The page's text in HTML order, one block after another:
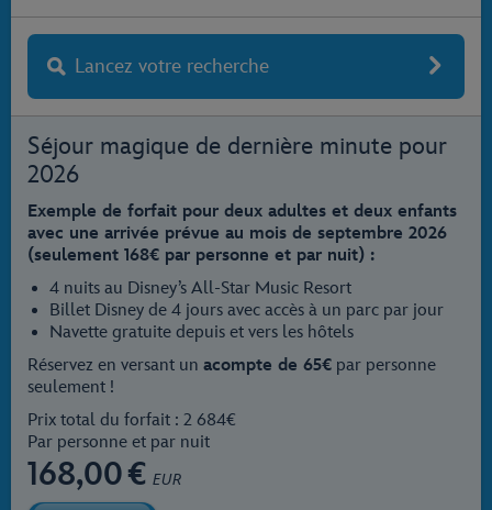
Lancez votre recherche
Séjour magique de dernière minute pour
2026
Exemple de forfait pour deux adultes et deux enfants
avec une arrivée prévue au mois de septembre 2026
(seulement 168€ par personne et par nuit) :
4 nuits au Disney’s All-Star Music Resort
Billet Disney de 4 jours avec accès à un parc par jour
Navette gratuite depuis et vers les hôtels
Réservez en versant un acompte de 65€ par personne
seulement !
Prix total du forfait : 2 684€
Par personne et par nuit
168,00€ EUR